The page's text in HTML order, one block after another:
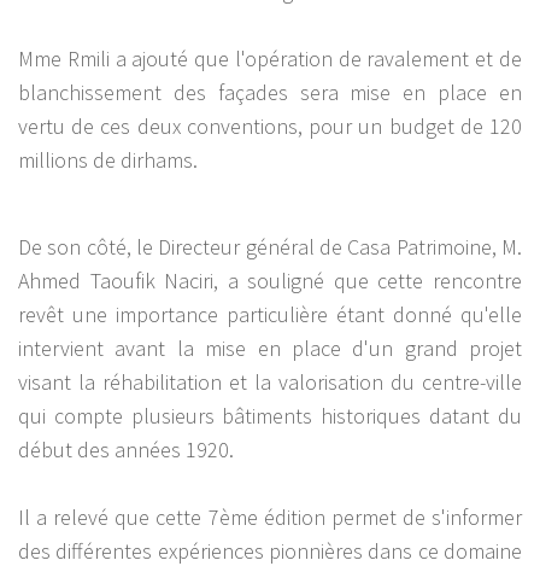
Mme Rmili a ajouté que l'opération de ravalement et de
blanchissement des façades sera mise en place en
vertu de ces deux conventions, pour un budget de 120
millions de dirhams.
De son côté, le Directeur général de Casa Patrimoine, M.
Ahmed Taoufik Naciri, a souligné que cette rencontre
revêt une importance particulière étant donné qu'elle
intervient avant la mise en place d'un grand projet
visant la réhabilitation et la valorisation du centre-ville
qui compte plusieurs bâtiments historiques datant du
début des années 1920.
Il a relevé que cette 7ème édition permet de s'informer
des différentes expériences pionnières dans ce domaine